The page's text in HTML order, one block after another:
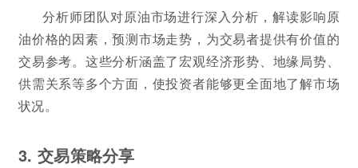
分析师团队对原油市场进行深入分析，解读影响原
油价格的因素，预测市场走势，为交易者提供有价值的
交易参考。这些分析涵盖了宏观经济形势、地缘局势、
供需关系等多个方面，使投资者能够更全面地了解市场
状况。
3. 交易策略分享